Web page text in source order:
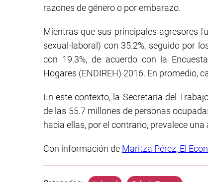
razones de género o por embarazo.
Mientras que sus principales agresores
sexual-laboral) con 35.2%, seguido por
con 19.3%, de acuerdo con la
Hogares (ENDIREH) 2016. En promedio,
En este contexto, la Secretaría del
de las 55.7 millones de personas
hacia ellas, por el contrario, prevalece
Con información de Maritza Pérez, El